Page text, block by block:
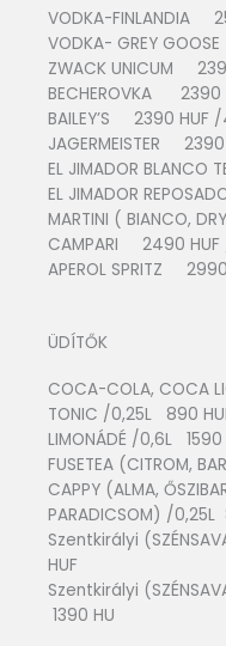
VODKA-FINLANDIA
VODKA- GREY
ZWACK UNICUM
BECHEROVKA 2390
BAILEY’S 2390 HUF
JAGERMEISTER
EL JIMADOR
EL JIMADOR
MARTINI ( BIANCO,
CAMPARI 2490
APEROL SPRITZ
ÜDÍTŐK
COCA-COLA, COCA
TONIC /0,25L 890
LIMONÁDÉ /0,6L 1590
FUSETEA (CITROM,
CAPPY (ALMA,
PARADICSOM) /0,25L
Szentkirályi
HUF
Szentkirályi
1390 HU